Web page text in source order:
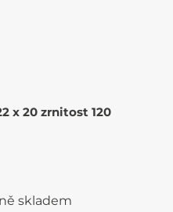
x 20 zrnitost 120
skladem